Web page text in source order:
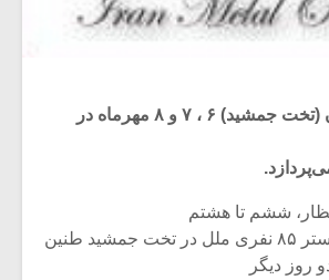
ارکستر ملل ایران (تخت جمشید) ۶ ، ۷ و ۸ مهرماه در
ششم تا هشتم
مهر ماه نوای ارکستر ۸۵ نفری ملل در تخت جمشید طنین
روز دیگر